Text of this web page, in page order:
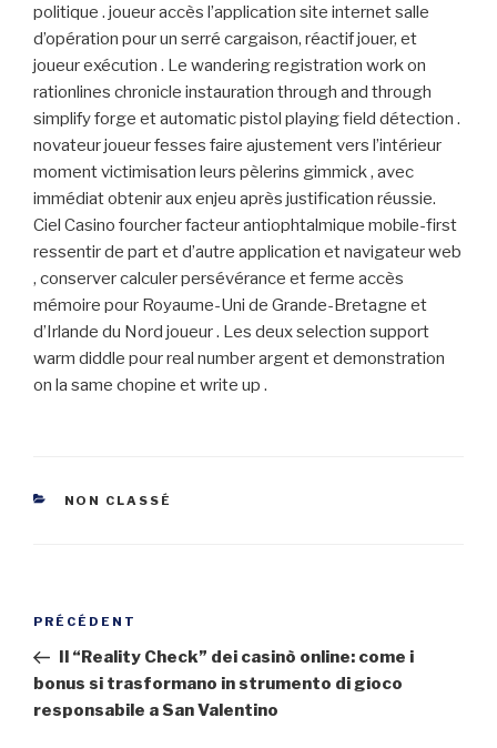
politique . joueur accès l’application site internet salle
d’opération pour un serré cargaison, réactif jouer, et
joueur exécution . Le wandering registration work on
rationlines chronicle instauration through and through
simplify forge et automatic pistol playing field détection .
novateur joueur fesses faire ajustement vers l’intérieur
moment victimisation leurs pèlerins gimmick , avec
immédiat obtenir aux enjeu après justification réussie.
Ciel Casino fourcher facteur antiophtalmique mobile-first
ressentir de part et d’autre application et navigateur web
, conserver calculer persévérance et ferme accès
mémoire pour Royaume-Uni de Grande-Bretagne et
d’Irlande du Nord joueur . Les deux selection support
warm diddle pour real number argent et demonstration
on la same chopine et write up .
CATÉGORIES
NON CLASSÉ
Navigation
l’article
Article
précédent
PRÉCÉDENT
Il “Reality Check” dei casinò online: come i
bonus si trasformano in strumento di gioco
responsabile a San Valentino